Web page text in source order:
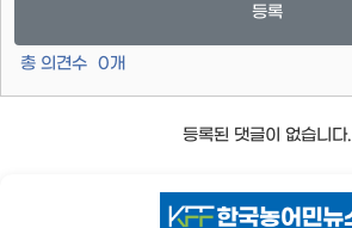
등록
총 의견수 0개
등록된 댓글이 없습니다.